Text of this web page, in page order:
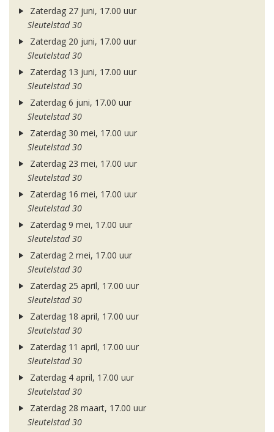
Zaterdag 27 juni, 17.00 uur
Sleutelstad 30
Zaterdag 20 juni, 17.00 uur
Sleutelstad 30
Zaterdag 13 juni, 17.00 uur
Sleutelstad 30
Zaterdag 6 juni, 17.00 uur
Sleutelstad 30
Zaterdag 30 mei, 17.00 uur
Sleutelstad 30
Zaterdag 23 mei, 17.00 uur
Sleutelstad 30
Zaterdag 16 mei, 17.00 uur
Sleutelstad 30
Zaterdag 9 mei, 17.00 uur
Sleutelstad 30
Zaterdag 2 mei, 17.00 uur
Sleutelstad 30
Zaterdag 25 april, 17.00 uur
Sleutelstad 30
Zaterdag 18 april, 17.00 uur
Sleutelstad 30
Zaterdag 11 april, 17.00 uur
Sleutelstad 30
Zaterdag 4 april, 17.00 uur
Sleutelstad 30
Zaterdag 28 maart, 17.00 uur
Sleutelstad 30